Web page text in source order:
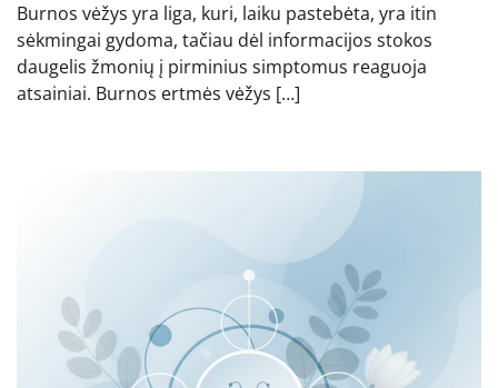
Burnos vėžys yra liga, kuri, laiku pastebėta, yra itin
sėkmingai gydoma, tačiau dėl informacijos stokos
daugelis žmonių į pirminius simptomus reaguoja
atsainiai. Burnos ertmės vėžys […]